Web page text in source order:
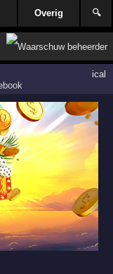
Overig 🔍
ical